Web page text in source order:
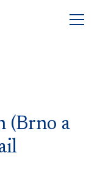
(Brno a